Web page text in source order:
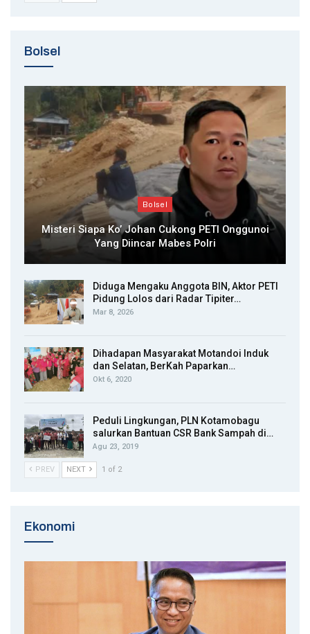
Bolsel
Bolsel
Misteri Siapa Ko’ Johan Cukong PETI Onggunoi
Yang Diincar Mabes Polri
Diduga Mengaku Anggota BIN, Aktor PETI
Pidung Lolos dari Radar Tipiter…
Mar 8, 2026
Dihadapan Masyarakat Motandoi Induk
dan Selatan, BerKah Paparkan…
Okt 6, 2020
Peduli Lingkungan, PLN Kotamobagu
salurkan Bantuan CSR Bank Sampah di…
Agu 23, 2019
PREV NEXT 1 of 2
Ekonomi